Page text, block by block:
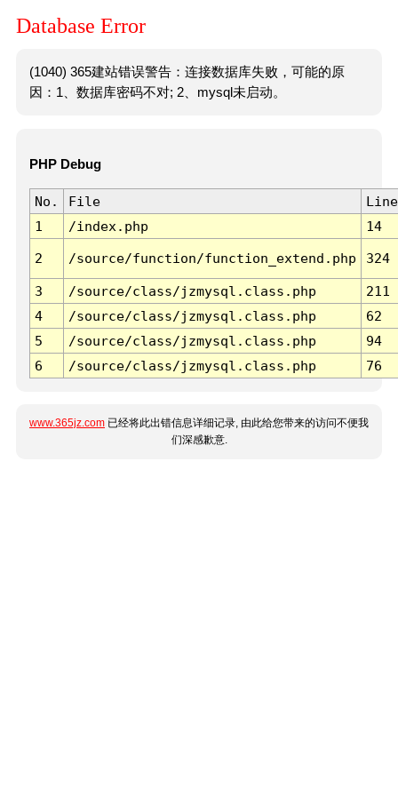
Database Error
(1040) 365建站错误警告：连接数据库失败，可能的原
因：1、数据库密码不对; 2、mysql未启动。
PHP Debug
No. File
Line
1
/index.php 14
2 /source/function/function_extend.php 324
3 /source/class/jzmysql.class.php
211
4
/source/class/jzmysql.class.php
62
5
/source/class/jzmysql.class.php
94
6
/source/class/jzmysql.class.php 76
www.365jz.com 已经将此出错信息详细记录, 由此给您带来的访问不便我
们深感歉意.